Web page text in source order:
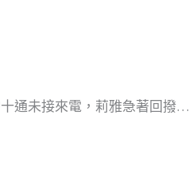
通未接來電，莉雅急著回撥…